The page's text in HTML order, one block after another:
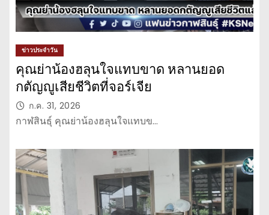
ข่าวประจำวัน
คุณย่าน้องฮลุนใจแทบขาด หลานยอด
กตัญญูเสียชีวิตที่จอร์เจีย
ก.ค. 31, 2026
กาฬสินธุ์ คุณย่าน้องฮลุนใจแทบข…